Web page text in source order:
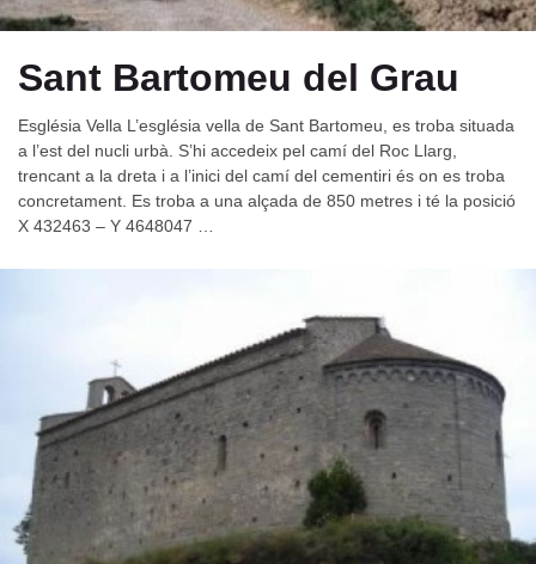
Sant Bartomeu del Grau
Església Vella L’església vella de Sant Bartomeu, es troba situada
a l’est del nucli urbà. S’hi accedeix pel camí del Roc Llarg,
trencant a la dreta i a l’inici del camí del cementiri és o­n es troba
concretament. Es troba a una alçada de 850 metres i té la posició
X 432463 – Y 4648047 …